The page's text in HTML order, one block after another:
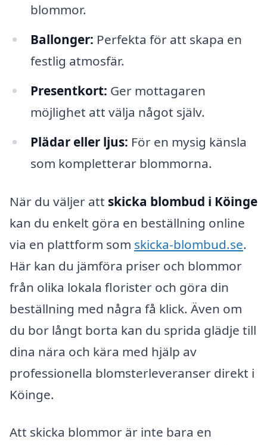
blommor.
Ballonger: Perfekta för att skapa en
festlig atmosfär.
Presentkort: Ger mottagaren
möjlighet att välja något själv.
Plädar eller ljus: För en mysig känsla
som kompletterar blommorna.
När du väljer att skicka blombud i Köinge
kan du enkelt göra en beställning online
via en plattform som skicka-blombud.se.
Här kan du jämföra priser och blommor
från olika lokala florister och göra din
beställning med några få klick. Även om
du bor långt borta kan du sprida glädje till
dina nära och kära med hjälp av
professionella blomsterleveranser direkt i
Köinge.
Att skicka blommor är inte bara en